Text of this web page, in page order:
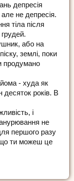
депресія
не депресія.
тіла після
або на
землі, поки
продумано
- худа як
десяток років. В
і
не
першого разу
що ти можеш це